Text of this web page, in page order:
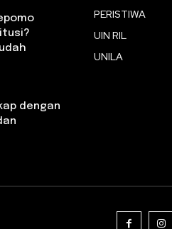
dengan
PERISTIWA
UIN RIL
UNILA